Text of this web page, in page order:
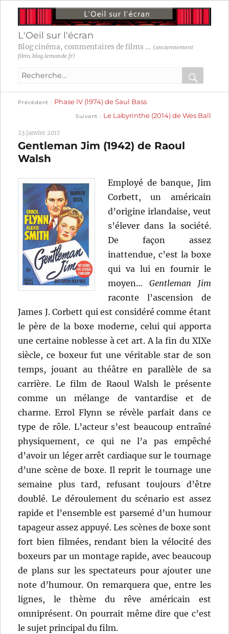
L'Oeil sur l'écran
Blog cinéma, commentaires de films ... (anciennement
films.blog.lemonde.fr)
Recherche
:
OK
Navigation
l’article
Précédent
précédente :
Phase IV (1974) de Saul Bass
Suivant
suivante :
Le Labyrinthe (2014) de Wes Ball
23 janvier 2017
Gentleman Jim (1942) de Raoul
Walsh
Employé de banque, Jim
Corbett, un américain
d’origine irlandaise, veut
s’élever dans la société.
De façon assez
inattendue, c’est la boxe
qui va lui en fournir le
moyen… Gentleman Jim
raconte l’ascension de
James J. Corbett qui est considéré comme étant
le père de la boxe moderne, celui qui apporta
une certaine noblesse à cet art. A la fin du XIXe
siècle, ce boxeur fut une véritable star de son
temps, jouant au théâtre en parallèle de sa
carrière. Le film de Raoul Walsh le présente
comme un mélange de vantardise et de
charme. Errol Flynn se révèle parfait dans ce
type de rôle. L’acteur s’est beaucoup entraîné
physiquement, ce qui ne l’a pas empêché
d’avoir un léger arrêt cardiaque sur le tournage
d’une scène de boxe. Il reprit le tournage une
semaine plus tard, refusant toujours d’être
doublé. Le déroulement du scénario est assez
rapide et l’ensemble est parsemé d’un humour
tapageur assez appuyé. Les scènes de boxe sont
fort bien filmées, rendant bien la vélocité des
boxeurs par un montage rapide, avec beaucoup
de plans sur les spectateurs pour ajouter une
note d’humour. On remarquera que, entre les
lignes, le thème du rêve américain est
omniprésent. On pourrait même dire que c’est
le sujet principal du film.